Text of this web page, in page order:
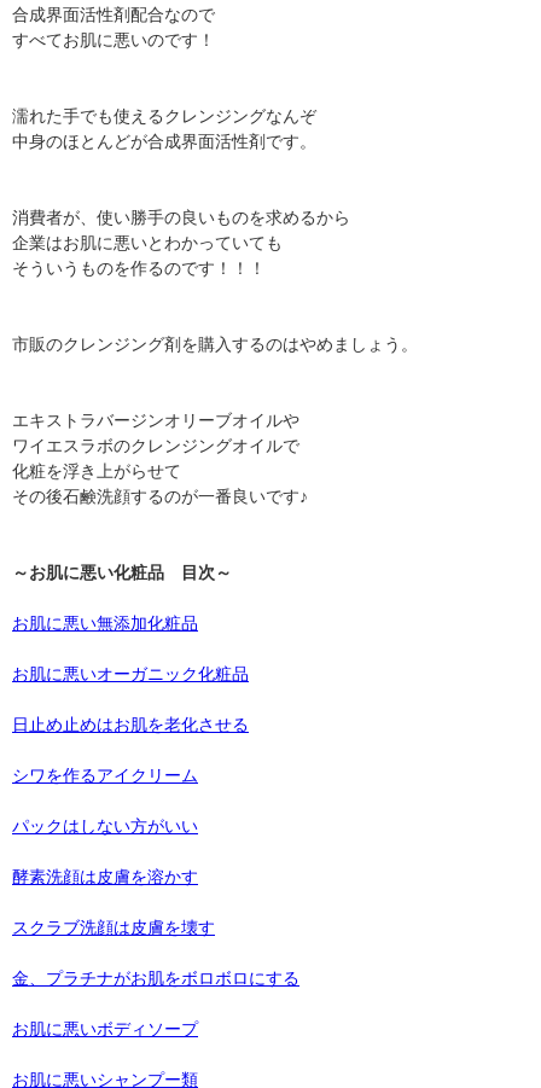
合成界面活性剤配合なので
すべてお肌に悪いのです！
濡れた手でも使えるクレンジングなんぞ
中身のほとんどが合成界面活性剤です。
消費者が、使い勝手の良いものを求めるから
企業はお肌に悪いとわかっていても
そういうものを作るのです！！！
市販のクレンジング剤を購入するのはやめましょう。
エキストラバージンオリーブオイルや
ワイエスラボのクレンジングオイルで
化粧を浮き上がらせて
その後石鹸洗顔するのが一番良いです♪
～お肌に悪い化粧品 目次～
お肌に悪い無添加化粧品
お肌に悪いオーガニック化粧品
日止め止めはお肌を老化させる
シワを作るアイクリーム
パックはしない方がいい
酵素洗顔は皮膚を溶かす
スクラブ洗顔は皮膚を壊す
金、プラチナがお肌をボロボロにする
お肌に悪いボディソープ
お肌に悪いシャンプー類